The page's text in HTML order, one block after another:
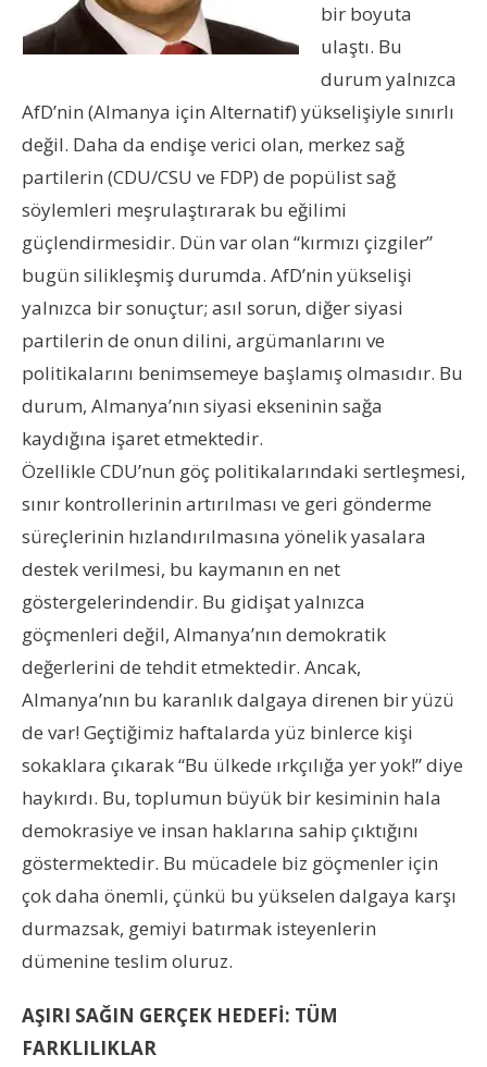
bir boyuta
ulaştı. Bu
durum yalnızca
AfD’nin (Almanya için Alternatif) yükselişiyle sınırlı
değil. Daha da endişe verici olan, merkez sağ
partilerin (CDU/CSU ve FDP) de popülist sağ
söylemleri meşrulaştırarak bu eğilimi
güçlendirmesidir. Dün var olan “kırmızı çizgiler”
bugün silikleşmiş durumda. AfD’nin yükselişi
yalnızca bir sonuçtur; asıl sorun, diğer siyasi
partilerin de onun dilini, argümanlarını ve
politikalarını benimsemeye başlamış olmasıdır. Bu
durum, Almanya’nın siyasi ekseninin sağa
kaydığına işaret etmektedir.
Özellikle CDU’nun göç politikalarındaki sertleşmesi,
sınır kontrollerinin artırılması ve geri gönderme
süreçlerinin hızlandırılmasına yönelik yasalara
destek verilmesi, bu kaymanın en net
göstergelerindendir. Bu gidişat yalnızca
göçmenleri değil, Almanya’nın demokratik
değerlerini de tehdit etmektedir. Ancak,
Almanya’nın bu karanlık dalgaya direnen bir yüzü
de var! Geçtiğimiz haftalarda yüz binlerce kişi
sokaklara çıkarak “Bu ülkede ırkçılığa yer yok!” diye
haykırdı. Bu, toplumun büyük bir kesiminin hala
demokrasiye ve insan haklarına sahip çıktığını
göstermektedir. Bu mücadele biz göçmenler için
çok daha önemli, çünkü bu yükselen dalgaya karşı
durmazsak, gemiyi batırmak isteyenlerin
dümenine teslim oluruz.
AŞIRI SAĞIN GERÇEK HEDEFİ: TÜM
FARKLILIKLAR